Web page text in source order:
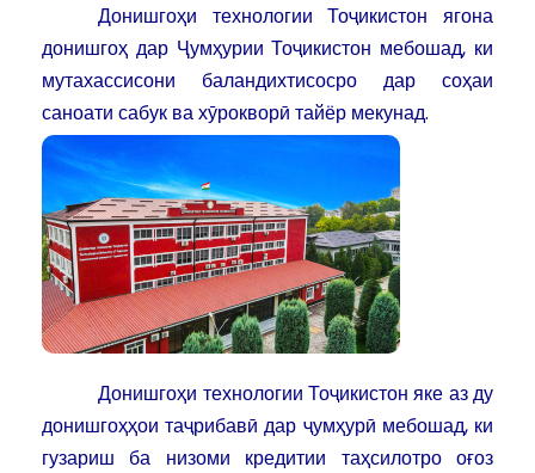
Донишгоҳи технологии Тоҷикистон ягона
донишгоҳ дар Ҷумҳурии Тоҷикистон мебошад, ки
мутахассисони баландихтисосро дар соҳаи
саноати сабук ва хӯрокворӣ тайёр мекунад.
Донишгоҳи технологии Тоҷикистон яке аз ду
донишгоҳҳои таҷрибавӣ дар ҷумҳурӣ мебошад, ки
гузариш ба низоми кредитии таҳсилотро оғоз